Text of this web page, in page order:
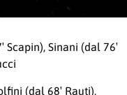
Sinani (dal 76′
(dal 68′ Rauti),